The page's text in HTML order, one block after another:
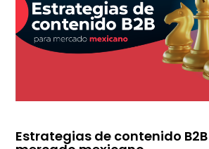
Estrategias de contenido